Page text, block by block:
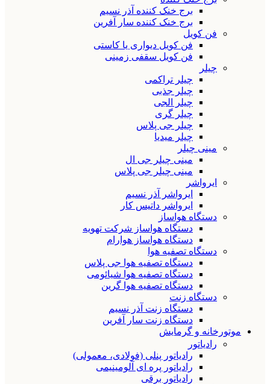
برج خنک کننده آذر نسیم
برج خنک کننده سار آفرین
فن کویل
فن کویل دیواری یا کاستی
فن کویل سقفی زمینی
چیلر
چیلر تراکمی
چیلر جذبی
چیلر الجی
چیلر گری
چیلر جی پلاس
چیلر میدیا
مینی چیلر
مینی چیلر جی ال
مینی چیلر جی پلاس
ایرواشر
ایرواشر آذر نسیم
ایرواشر داتیس کار
دستگاه هواساز
دستگاه هواساز شرکت تهویه
دستگاه هواساز هوارام
دستگاه تصفیه هوا
دستگاه تصفیه هوا جی پلاس
دستگاه تصفیه هوا شیائومی
دستگاه تصفیه هوا گرین
دستگاه زنت
دستگاه زنت آذر نسیم
دستگاه زنت سار آفرین
موتورخانه و گرمایش
رادیاتور
رادیاتور پنلی (فولادی، معمولی)
رادیاتور پره ای آلومینیمی
رادیاتور برقی